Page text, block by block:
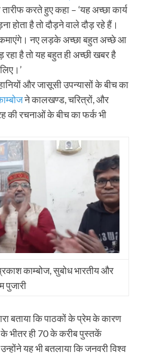
करते हुए कहा – ‘यह अच्छा कार्य
होता है तो दौड़ने वाले दौड़ रहे हैं।
कमाएंगे। नए लड़के अच्छा बहुत अच्छे आ
है तो यह बहुत ही अच्छी खबर है
और जासूसी उपन्यासों के बीच का
ने कालखण्ड, चरित्रों, और
की रचनाओं के बीच का फर्क भी
काम्बोज, सुबोध भारतीय और
पुजारी
बताया कि पाठकों के प्रेम के कारण
के भीतर ही 70 के करीब पुस्तकें
यह भी बतलाया कि जनवरी विश्व